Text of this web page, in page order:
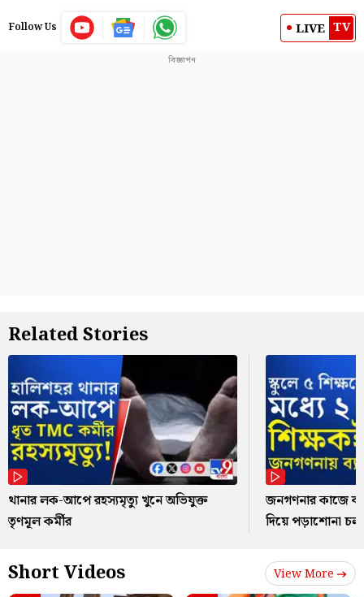
Follow Us LIVE TV
Related Stories
থানার লক-আপে রহস্যমৃত্যু খুনে অভিযুক্ত
তৃণমূল কর্মীর
জনগণনার কাজে
দিয়ে পড়াশোনা
Short Videos View More